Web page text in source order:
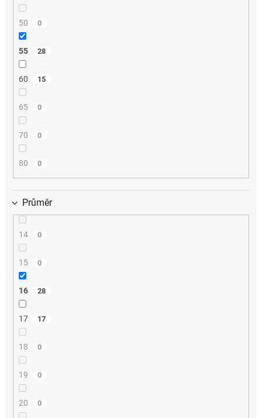
50 0
55 28
60 15
65 0
70 0
80 0
Průměr
14 0
15 0
16 28
17 17
18 0
19 0
20 0